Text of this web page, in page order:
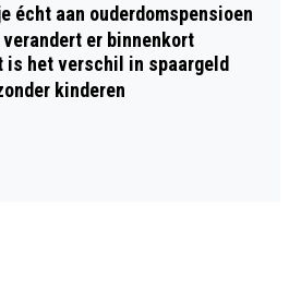
écht aan ouderdomspensioen
er binnenkort
is het verschil in spaargeld
kinderen